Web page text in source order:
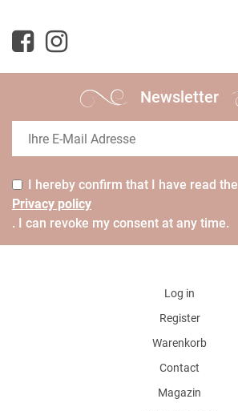
Newsletter
I hereby confirm that I have read the
Privacy policy
. I can revoke my consent at any time.
Log in
Register
Warenkorb
Contact
Magazin